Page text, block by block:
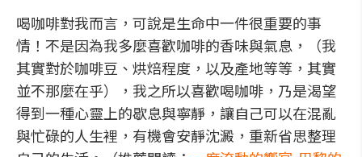
喝咖啡對我而言，可說是生命中一件很重要的事
情！不是因為我多麼喜歡咖啡的香味與氣息，（我
其實對於咖啡豆、烘焙程度，以及產地等等，其實
並不那麼在乎），我之所以喜歡喝咖啡，乃是渴望
得到一種心靈上的歇息與寧靜，讓自己可以在混亂
與忙碌的人生裡，有機會安靜沈澱，重新省思整理